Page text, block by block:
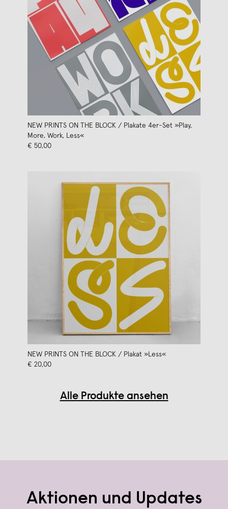
NEW PRINTS ON THE BLOCK / Plakate 4er-Set »Play,
More, Work, Less«
€ 50,00
NEW PRINTS ON THE BLOCK / Plakat »Less«
€ 20,00
Alle Produkte ansehen
Aktionen und Updates